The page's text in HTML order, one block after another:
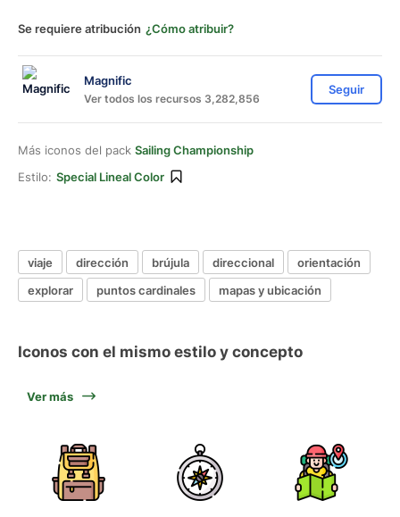
Se requiere atribución ¿Cómo atribuir?
Magnific
Ver todos los recursos 3,282,856
Seguir
Más iconos del pack Sailing Championship
Estilo: Special Lineal Color
viaje dirección brújula direccional
orientación
explorar
puntos cardinales mapas y ubicación
Iconos con el mismo estilo y concepto
Ver más